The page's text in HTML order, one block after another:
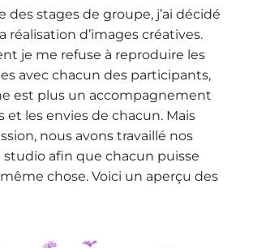
des stages de groupe, j’ai décidé
réalisation d’images créatives.
je me refuse à reproduire les
avec chacun des participants,
est plus un accompagnement
et les envies de chacun. Mais
nous avons travaillé nos
studio afin que chacun puisse
chose. Voici un aperçu des